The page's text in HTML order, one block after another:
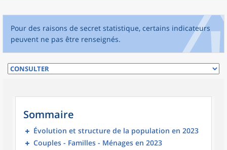
Pour des raisons de secret statistique, certains indicateurs
peuvent ne pas être renseignés.
Sommaire
Évolution et structure de la population en 2023
Couples - Familles - Ménages en 2023